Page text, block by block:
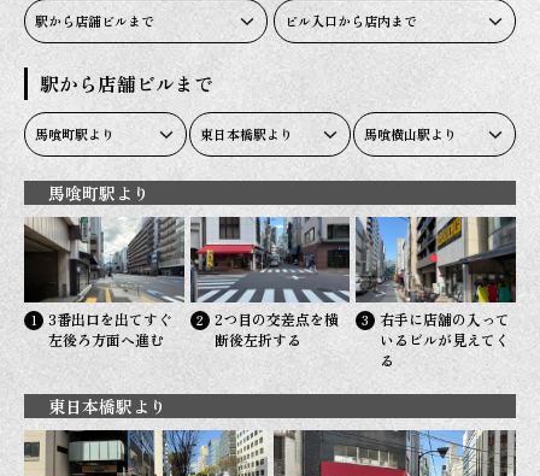
駅から店舗ビルまで ビル入口から店内まで
駅から店舗ビルまで
馬喰町駅より 東日本橋駅より 馬喰横山駅より
馬喰町駅より
3番出口を出てすぐ
左後ろ方面へ進む
2つ目の交差点を横
断後左折する
右手に店舗の入って
いるビルが見えてく
る
東日本橋駅より